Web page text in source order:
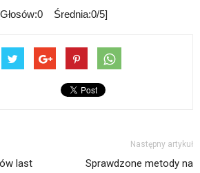
Średnia:0/5]
last
Następny artykuł
Sprawdzone metody na